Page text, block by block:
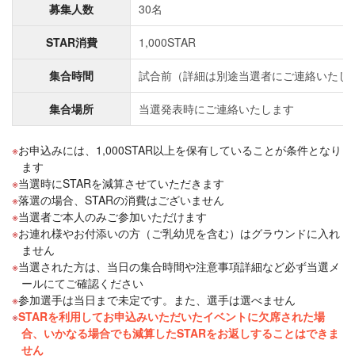
募集人数 30名
STAR消費 1,000STAR
集合時間 試合前（詳細は別途当選者にご連絡いたし
集合場所 当選発表時にご連絡いたします
お申込みには、1,000STAR以上を保有していることが条件となり
ます
当選時にSTARを減算させていただきます
落選の場合、STARの消費はございません
当選者ご本人のみご参加いただけます
お連れ様やお付添いの方（ご乳幼児を含む）はグラウンドに入れ
ません
当選された方は、当日の集合時間や注意事項詳細など必ず当選メ
ールにてご確認ください
参加選手は当日まで未定です。また、選手は選べません
STARを利用してお申込みいただいたイベントに欠席された場
合、いかなる場合でも減算したSTARをお返しすることはできま
せん